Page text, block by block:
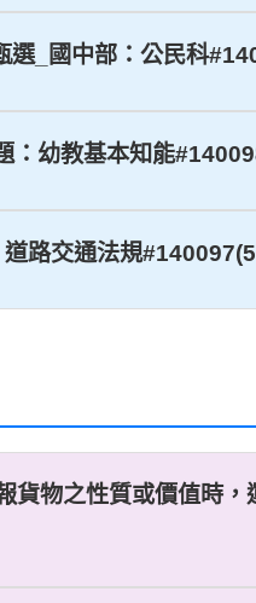
選_國中部：公民科
：幼教基本知能
路交通法規
貨物之性質或價值時